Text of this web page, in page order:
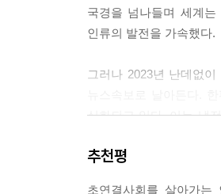
국경을 넘나들며 세계
인류의 발전을 가속했다.
그러나 2023년 난데없
심화되고 있다. 이는 냉
추천평
초연결사회를 살아가